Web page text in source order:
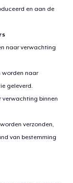
en aan de
naar verwachting
worden naar
geleverd.
verwachting binnen
verzonden,
van bestemming